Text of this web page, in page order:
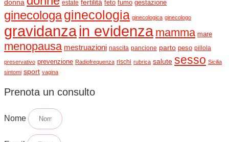
donna estate fertilità feto fumo gestazione
ginecologaginecologia ginecologica ginecologo
gravidanza in evidenza mamma mare
menopausa mestruazioni nascita pancione parto peso pillola
preservativo prevenzione Radiofrequenza rischi rubrica salute sesso Sicilia
sintomi sport vagina
Prenota un consulto
Nome